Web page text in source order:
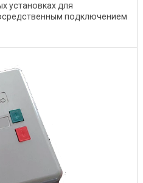
установках для
подключением